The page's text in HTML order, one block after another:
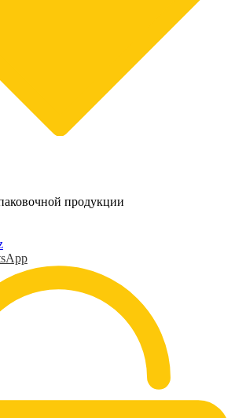
продукции